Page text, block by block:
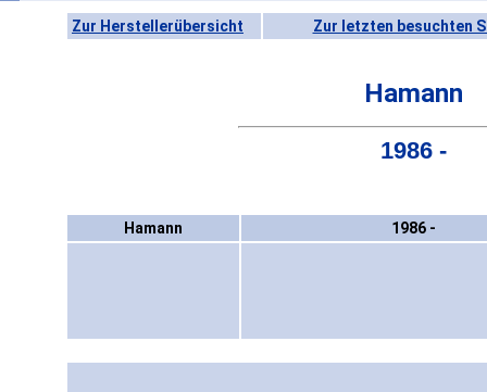
Zur Herstellerübersicht Zur letzten besuchten
Hamann
1986 -
Hamann 1986 -